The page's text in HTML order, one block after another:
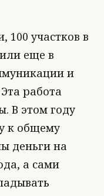
100 участков в
еще в
и
работа
В этом году
к общему
деньги на
а сами